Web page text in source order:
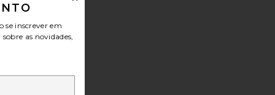
se inscrever em
as novidades,